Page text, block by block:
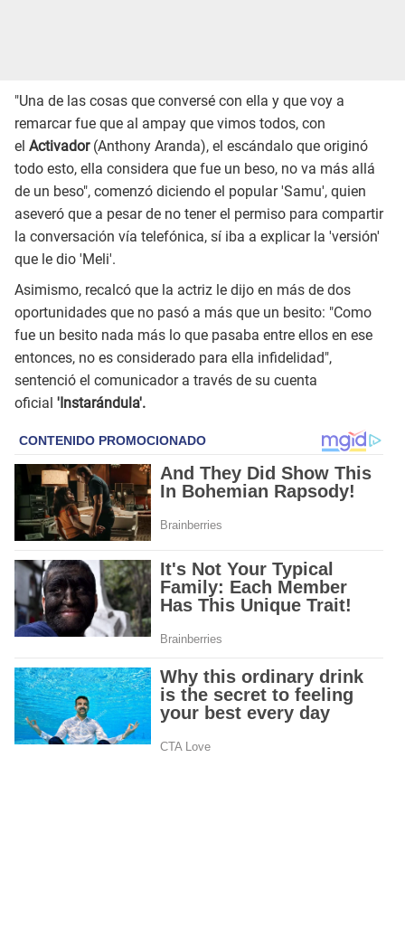
"Una de las cosas que conversé con ella y que voy a
remarcar fue que al ampay que vimos todos, con
el Activador (Anthony Aranda), el escándalo que originó
todo esto, ella considera que fue un beso, no va más allá
de un beso", comenzó diciendo el popular 'Samu', quien
aseveró que a pesar de no tener el permiso para compartir
la conversación vía telefónica, sí iba a explicar la 'versión'
que le dio 'Meli'.
Asimismo, recalcó que la actriz le dijo en más de dos
oportunidades que no pasó a más que un besito: "Como
fue un besito nada más lo que pasaba entre ellos en ese
entonces, no es considerado para ella infidelidad",
sentenció el comunicador a través de su cuenta
oficial 'Instarándula'.